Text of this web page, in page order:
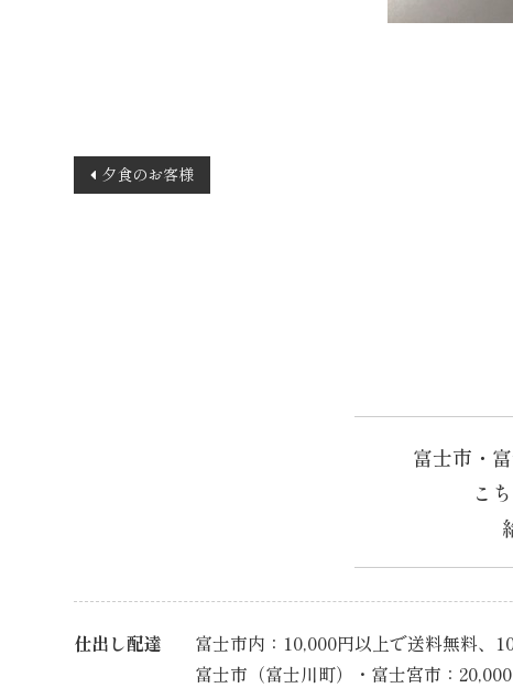
投
稿
夕食のお客様
富士市・
こ
仕出し配達
富士市内：10,000円以上で送料無料、
富士市（富士川町）・富士宮市：20,000